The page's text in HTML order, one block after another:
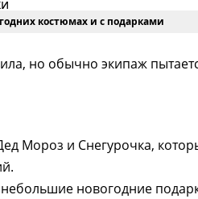
костюмах и с подарками
но обычно экипаж
Мороз и Снегурочка,
новогодние